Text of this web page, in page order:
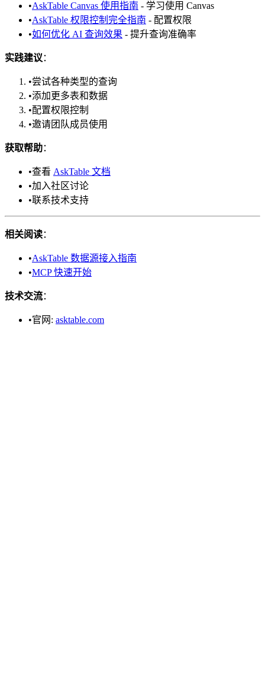
•AskTable Canvas 使用指南 - 学习使用 Canvas
•AskTable 权限控制完全指南 - 配置权限
•如何优化 AI 查询效果 - 提升查询准确率
实践建议 ：
•尝试各种类型的查询
•添加更多表和数据
•配置权限控制
•邀请团队成员使用
获取帮助：
•查看 AskTable 文档
•加入社区讨论
•联系技术支持
相关阅读：
•AskTable 数据源接入指南
•MCP 快速开始
技术交流：
•官网: asktable.com